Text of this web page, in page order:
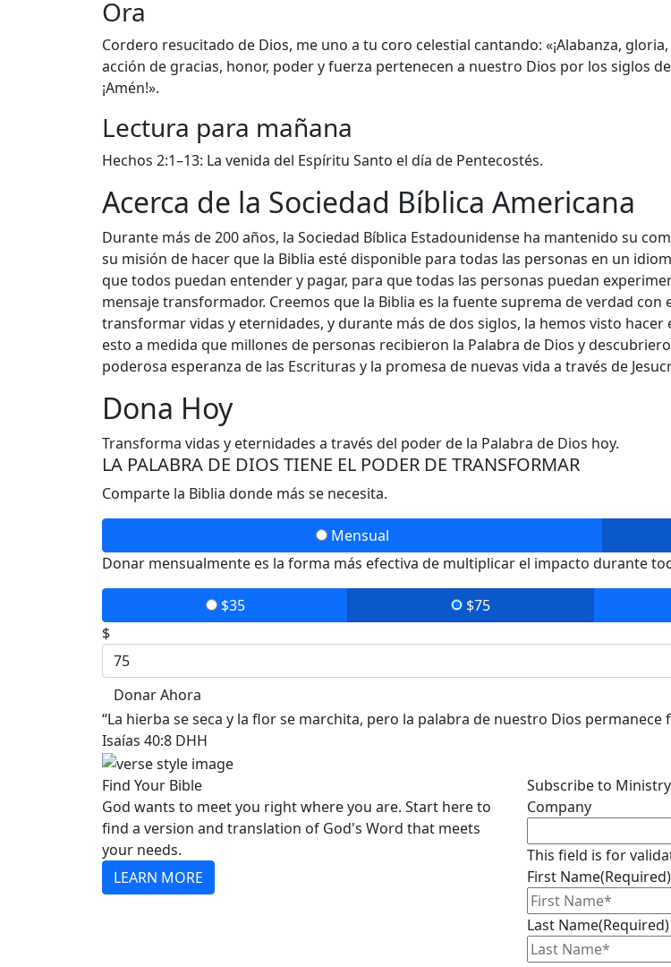
Ora
Cordero resucitado de Dios, me uno a tu coro celestial cantando: «¡Alabanza,
acción de gracias, honor, poder y fuerza pertenecen a nuestro Dios por los siglos
¡Amén!».
Lectura para mañana
Hechos 2:1–13: La venida del Espíritu Santo el día de Pentecostés.
Acerca de la Sociedad Bíblica Americana
Durante más de 200 años, la Sociedad Bíblica Estadounidense ha mantenido su
su misión de hacer que la Biblia esté disponible para todas las personas en un
que todos puedan entender y pagar, para que todas las personas puedan
mensaje transformador. Creemos que la Biblia es la fuente suprema de verdad con
transformar vidas y eternidades, y durante más de dos siglos, la hemos visto hacer
esto a medida que millones de personas recibieron la Palabra de Dios y
poderosa esperanza de las Escrituras y la promesa de nuevas vida a través de
Dona Hoy
Transforma vidas y eternidades a través del poder de la Palabra de Dios hoy.
LA PALABRA DE DIOS TIENE EL PODER DE TRANSFORMAR​
Comparte la Biblia donde más se necesita.
Mensual
Donar mensualmente es la forma más efectiva de multiplicar el impacto durante
$35 $75
$
Donar Ahora
“La hierba se seca y la flor se marchita, pero la palabra de nuestro Dios permanece
Isaías 40:8 DHH
Find Your Bible
God wants to meet you right where you are. Start here to
find a version and translation of God's Word that meets
your needs.
LEARN MORE
Subscribe to
Company
This field is for
First Name(Required)
Last Name(Required)